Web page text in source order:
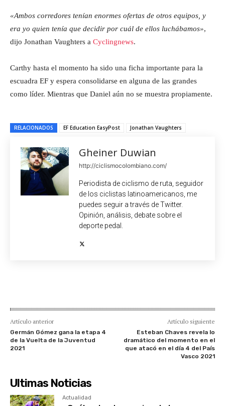
«Ambos corredores tenían enormes ofertas de otros equipos, y
era yo quien tenía que decidir por cuál de ellos luchábamos»,
dijo Jonathan Vaughters a Cyclingnews.
Carthy hasta el momento ha sido una ficha importante para la
escuadra EF y espera consolidarse en alguna de las grandes
como líder. Mientras que Daniel aún no se muestra propiamente.
RELACIONADOS EF Education EasyPost Jonathan Vaughters
Gheiner Duwian
http://ciclismocolombiano.com/
Periodista de ciclismo de ruta, seguidor
de los ciclistas latinoamericanos, me
puedes seguir a través de Twitter.
Opinión, análisis, debate sobre el
deporte pedal.
Artículo anterior
Germán Gómez gana la etapa 4
de la Vuelta de la Juventud
2021
Artículo siguiente
Esteban Chaves revela lo
dramático del momento en el
que atacó en el día 4 del País
Vasco 2021
Ultimas Noticias
Actualidad